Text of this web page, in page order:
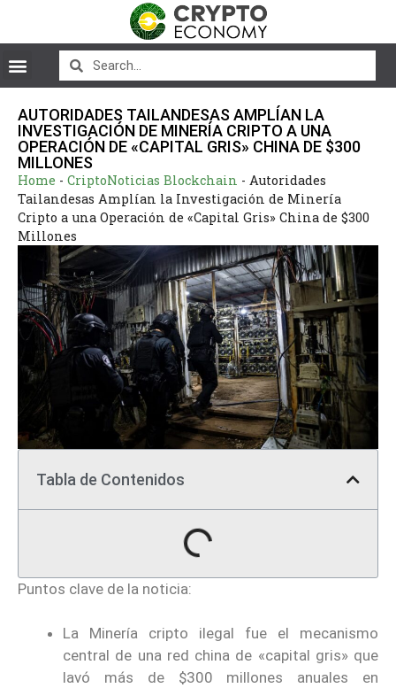
AUTORIDADES TAILANDESAS AMPLÍAN LA
INVESTIGACIÓN DE MINERÍA CRIPTO A UNA
OPERACIÓN DE «CAPITAL GRIS» CHINA DE $300
MILLONES
Home - CriptoNoticias Blockchain - Autoridades
Tailandesas Amplían la Investigación de Minería
Cripto a una Operación de «Capital Gris» China de $300
Millones
Tabla de Contenidos
Puntos clave de la noticia:
La Minería cripto ilegal fue el mecanismo
central de una red china de «capital gris» que
lavó más de $300 millones anuales en